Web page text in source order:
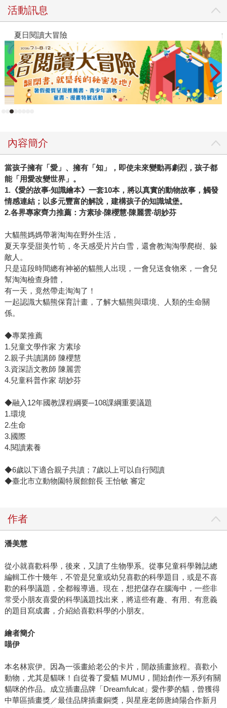
活動訊息
夏日閱讀大冒險
內容簡介
當孩子擁有「愛」、擁有「知」，即使未來變動再劇烈，孩子都
能「用愛改變世界」。
1.《愛的故事‧知識繪本》一套10本，將以真實的動物故事，觸發
情感連結；以多元豐富的解說，建構孩子的知識城堡。
2.各界專家齊力推薦：方素珍‧陳櫻慧‧陳麗雲‧胡妙芬
大貓熊媽媽帶著淘淘在野外生活，
夏天享受甜美竹筍，冬天感受片片白雪，還會教淘淘學爬樹、躲
敵人。
只是這段時間總有神祕的貓熊人出現，一會兒送食物來，一會兒
幫淘淘檢查身體，
有一天，竟然帶走淘淘了！
一起認識大貓熊保育計畫，了解大貓熊與環境、人類的生命關
係。
◆專業推薦
1.兒童文學作家 方素珍
2.親子共讀講師 陳櫻慧
3.資深語文教師 陳麗雲
4.兒童科普作家 胡妙芬
◆融入12年國教課程綱要─108課綱重要議題
1.環境
2.生命
3.國際
4.閱讀素養
◆6歲以下適合親子共讀；7歲以上可以自行閱讀
◆臺北市立動物園特展館館長 王怡敏 審定
作者
潘美慧
從小就喜歡科學，後來，又讀了生物學系。從事兒童科學雜誌總
編輯工作十幾年，不管是兒童或幼兒喜歡的科學題目，或是不喜
歡的科學議題，全都報導過。現在，想把儲存在腦海中，一些非
常受小朋友喜愛的科學議題找出來，將這些有趣、有用、有意義
的題目寫成書，介紹給喜歡科學的小朋友。
繪者簡介
喵伊
本名林宸伊。因為一張畫給老公的卡片，開啟插畫旅程。喜歡小
動物，尤其是貓咪！自從養了愛貓 MUMU，開始創作一系列有關
貓咪的作品。成立插畫品牌「Dreamfulcat」愛作夢的貓，曾獲得
中華區插畫獎／最佳品牌插畫銅獎，與星座老師唐綺陽合作新月